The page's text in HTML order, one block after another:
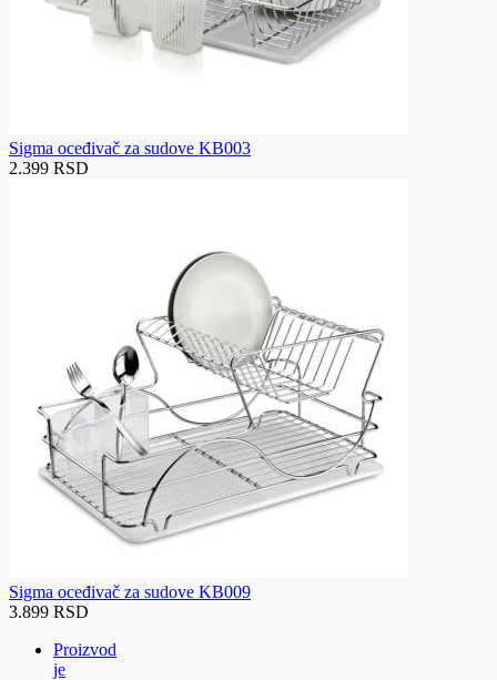
Sigma oceđivač za sudove KB003
2.399 RSD
Sigma oceđivač za sudove KB009
3.899 RSD
Proizvod
je